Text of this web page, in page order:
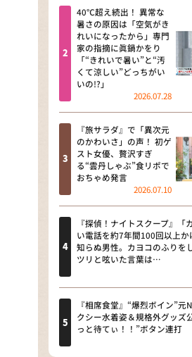
news おかえり
河合＆A.B.C-Z塚
「なんでやねん！
かえり）
DAIGOも台所 ～
にする？～
本日はダイアンな
朝だ！生です旅
教えて！ニュース
ミカタ
ＬＩＦＥ～夢の
新婚さんいらっ
ポツンと一軒家
ザキ山小屋本館
40℃超え続出！ 異常な
暑さの原因は「空気がき
れいになったから」専門
家の指摘に眞鍋かをり
「“きれいで暑い”と“汚
くて涼しい”どっちがい
いの!?」
2026.07.28
『旅サラダ』で「異次元
のかわいさ」の声！ 初ゲ
スト女優、贅沢すぎ
る“雲丹しゃぶ”食リポで
おちゃめ発言
2026.07.10
『探偵！ナイトスクープ』「
い電話を約7年間100回以上か
知らぬ男性。カヨコのふりを
ツリと呟いた言葉は…
『相席食堂』“爆烈ボイン”元
クシー水着姿＆規格外グッズ
っと待てぃ！！”ボタン連打